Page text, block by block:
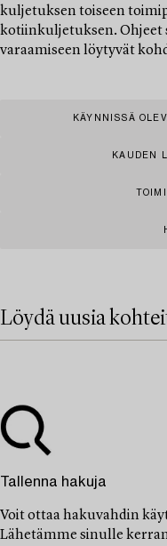
kuljetuksen toiseen
kotiinkuljetuksen. Ohjeet
varaamiseen löytyvät
KÄYNNISSÄ
KAUDEN
Löydä uusia
Tallenna hakuja
Voit ottaa hakuvahdin
Lähetämme sinulle